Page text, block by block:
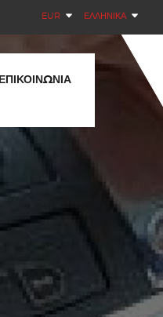
ΕΛΛΗΝΙΚΆ
EUR
ΕΠΙΚΟΙΝΩΝΊΑ